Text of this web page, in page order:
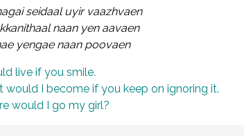
seidaal uyir vaazhvaen
naan yen aavaen
yengae naan poovaen
live if you smile.
would I become if you keep on ignoring it.
would I go my girl?